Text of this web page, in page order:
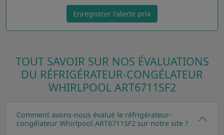
Enregistrer l'alerte prix
TOUT SAVOIR SUR NOS ÉVALUATIONS
DU RÉFRIGÉRATEUR-CONGÉLATEUR
WHIRLPOOL ART6711SF2
Comment avons-nous évalué le réfrigérateur-
congélateur Whirlpool ART6711SF2 sur notre site ?